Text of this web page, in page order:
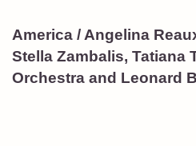
America / Angelina
Stella Zambalis, Tatiana
Orchestra and Leonard